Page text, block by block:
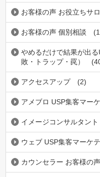
お客様の声 お役立ちサ
お客様の声 個別相談
やめるだけで結果が出
敗・トラップ・罠）
アクセスアップ (2)
アメブロ USP集客マー
イメージコンサルタン
ウェブ USP集客マーケ
カウンセラー お客様の声